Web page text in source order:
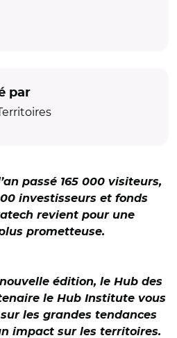
par
passé 165 000 visiteurs,
investisseurs et fonds
revient pour une
prometteuse.
édition, le Hub des
le Hub Institute vous
les grandes tendances
impact sur les territoires.